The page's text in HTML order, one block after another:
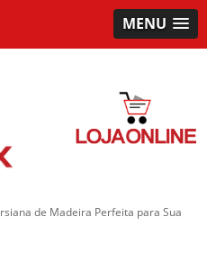
MENU
de Madeira Perfeita para Sua